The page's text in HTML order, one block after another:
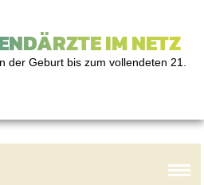
IM NETZ
der Geburt bis zum vollendeten 21.